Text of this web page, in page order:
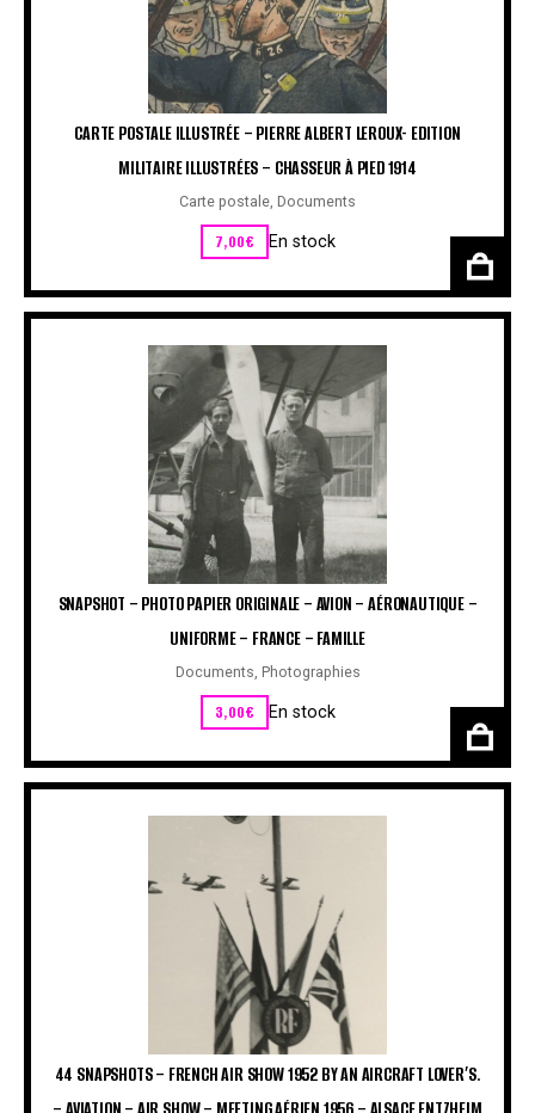
CARTE POSTALE ILLUSTRÉE – PIERRE ALBERT LEROUX- EDITION
MILITAIRE ILLUSTRÉES – CHASSEUR À PIED 1914
Carte postale, Documents
7,00€ En stock
SNAPSHOT – PHOTO PAPIER ORIGINALE – AVION – AÉRONAUTIQUE –
UNIFORME – FRANCE – FAMILLE
Documents, Photographies
3,00€ En stock
44 SNAPSHOTS – FRENCH AIR SHOW 1952 BY AN AIRCRAFT LOVER’S.